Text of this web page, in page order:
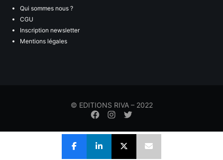
Qui sommes nous ?
CGU
Inscription newsletter
Mentions légales
© EDITIONS RIVA – 2022
Élément
menude
de